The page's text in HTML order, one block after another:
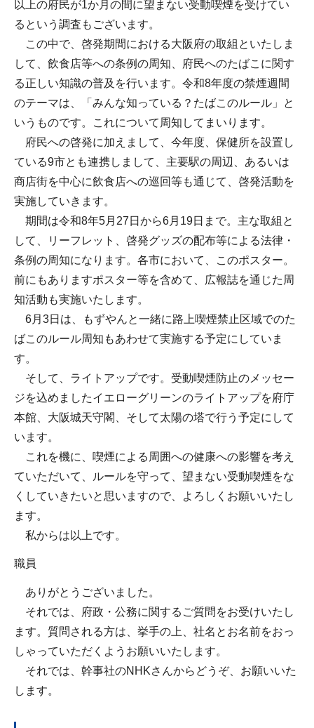
以上の府民が1か月の間に望まない受動喫煙を受けてい
るという調査もございます。
この中で、啓発期間における大阪府の取組といたしま
して、飲食店等への条例の周知、府民へのたばこに関す
る正しい知識の普及を行います。令和8年度の禁煙週間
のテーマは、「みんな知っている？たばこのルール」と
いうものです。これについて周知してまいります。
府民への啓発に加えまして、今年度、保健所を設置し
ている9市とも連携しまして、主要駅の周辺、あるいは
商店街を中心に飲食店への巡回等も通じて、啓発活動を
実施していきます。
期間は令和8年5月27日から6月19日まで。主な取組と
して、リーフレット、啓発グッズの配布等による法律・
条例の周知になります。各市において、このポスター。
前にもありますポスター等を含めて、広報誌を通じた周
知活動も実施いたします。
6月3日は、もずやんと一緒に路上喫煙禁止区域でのた
ばこのルール周知もあわせて実施する予定にしていま
す。
そして、ライトアップです。受動喫煙防止のメッセー
ジを込めましたイエローグリーンのライトアップを府庁
本館、大阪城天守閣、そして太陽の塔で行う予定にして
います。
これを機に、喫煙による周囲への健康への影響を考え
ていただいて、ルールを守って、望まない受動喫煙をな
くしていきたいと思いますので、よろしくお願いいたし
ます。
私からは以上です。
職員
ありがとうございました。
それでは、府政・公務に関するご質問をお受けいたし
ます。質問される方は、挙手の上、社名とお名前をおっ
しゃっていただくようお願いいたします。
それでは、幹事社のNHKさんからどうぞ、お願いいた
します。